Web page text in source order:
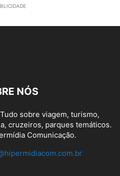
NÓS
sobre viagem, turismo,
cruzeiros, parques temáticos.
Comunicação.